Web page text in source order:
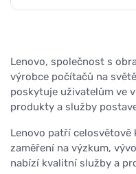
Lenovo, společnost s
výrobce počítačů na
poskytuje uživatelům ve
produkty a služby
Lenovo patří
zaměření na výzkum,
nabízí kvalitní služby a